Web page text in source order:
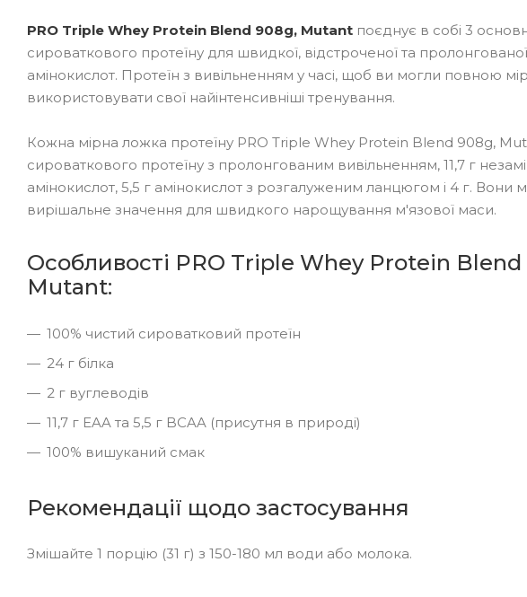
PRO Triple Whey Protein Blend 908g, Mutant поєднує в собі 3
сироваткового протеїну для швидкої, відстроченої та
амінокислот. Протеїн з вивільненням у часі, щоб ви могли повною
використовувати свої найінтенсивніші тренування.
Кожна мірна ложка протеїну PRO Triple Whey Protein Blend 908g,
сироваткового протеїну з пролонгованим вивільненням, 11,7 г
амінокислот, 5,5 г амінокислот з розгалуженим ланцюгом і 4 г. Вони
вирішальне значення для швидкого нарощування м'язової маси.
Особливості PRO Triple Whey Protein Blend
Mutant:
100% чистий сироватковий протеїн
24 г білка
2 г вуглеводів
11,7 г EAA та 5,5 г BCAA (присутня в природі)
100% вишуканий смак
Рекомендації щодо застосування
Змішайте 1 порцію (31 г) з 150-180 мл води або молока.